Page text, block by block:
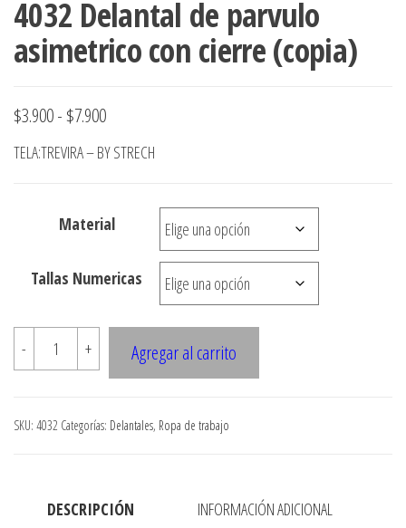
4032 Delantal de parvulo
asimetrico con cierre (copia)
$3.900- $7.900Rango
de
$3.900
$7.900
TELA:TREVIRA – BY STRECH
Material
Tallas Numericas
-
4032
asimetrico
(copia)
+ Agregar al carrito
SKU: 4032 Categorías: Delantales, Ropa de trabajo
DESCRIPCIÓN INFORMACIÓN ADICIONAL